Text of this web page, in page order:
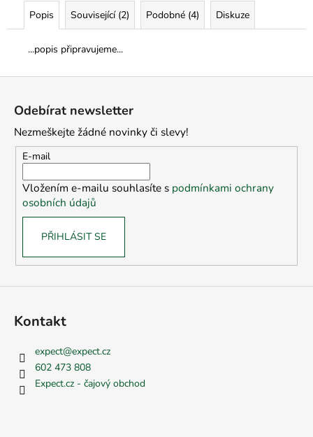
Popis Související (2) Podobné (4) Diskuze
...popis připravujeme...
Odebírat newsletter
Nezmeškejte žádné novinky či slevy!
E-mail
Vložením e-mailu souhlasíte s podmínkami ochrany
osobních údajů
PŘIHLÁSIT SE
Kontakt
expect@expect.cz
602 473 808
Expect.cz - čajový obchod